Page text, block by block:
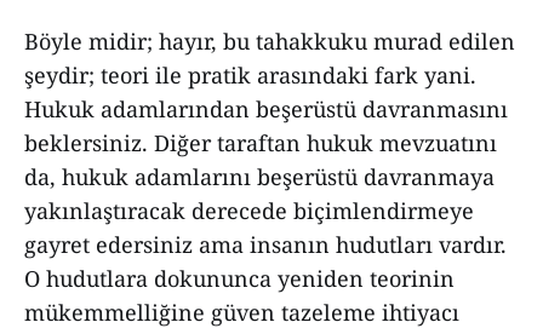
Böyle midir; hayır, bu tahakkuku murad edilen
şeydir; teori ile pratik arasındaki fark yani.
Hukuk adamlarından beşerüstü davranmasını
beklersiniz. Diğer taraftan hukuk mevzuatını
da, hukuk adamlarını beşerüstü davranmaya
yakınlaştıracak derecede biçimlendirmeye
gayret edersiniz ama insanın hudutları vardır.
O hudutlara dokununca yeniden teorinin
mükemmelliğine güven tazeleme ihtiyacı